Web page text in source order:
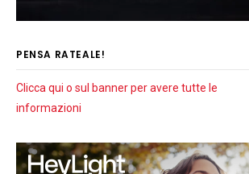
PENSA RATEALE!
Clicca qui o sul banner per avere tutte le
informazioni